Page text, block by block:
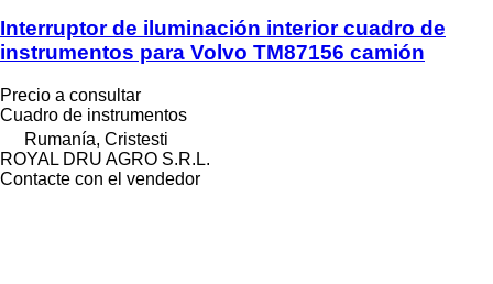
Interruptor de iluminación interior cuadro de
instrumentos para Volvo TM87156 camión
Precio a consultar
Cuadro de instrumentos
Rumanía, Cristesti
ROYAL DRU AGRO S.R.L.
Contacte con el vendedor